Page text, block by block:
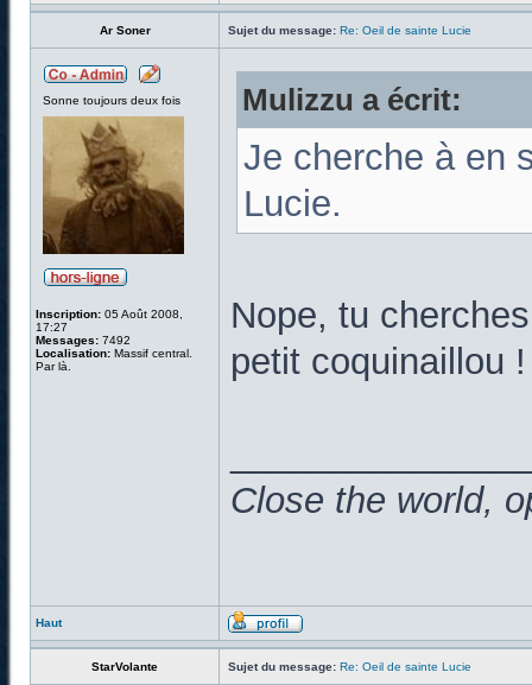
Ar Soner Sujet du message: Re: Oeil de sainte Lucie
Sonne toujours deux fois
Inscription: 05 Août 2008,
17:27
Messages: 7492
Localisation: Massif central.
Par là.
Mulizzu a écrit:
Je cherche à en
Lucie.
Nope, tu
petit coquinaillou
Close the world,
Haut
StarVolante Sujet du message: Re: Oeil de sainte Lucie